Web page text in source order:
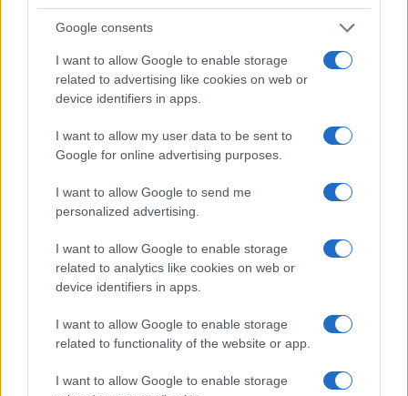
Google consents
I want to allow Google to enable storage
related to advertising like cookies on web or
device identifiers in apps.
I want to allow my user data to be sent to
Google for online advertising purposes.
I want to allow Google to send me
personalized advertising.
I want to allow Google to enable storage
related to analytics like cookies on web or
device identifiers in apps.
I want to allow Google to enable storage
related to functionality of the website or app.
I want to allow Google to enable storage
Zingaretti; si tace sull’ospedale specializzatoCovid
di De Luca in Campania costato 7 milioni ai
contribuenti e rimasto sempre vuoto; si dedicano
trafiletti all’ex ministro Lotti, che va a processo per
. E soprattutto, si finge di
dimenticare che ad avallare le azioni di Salvini fu
tutto il governo di allora, a maggioranza 5 Stelle,
con l’odierno idolo progressista Giuseppe Conte
nel ruolo di presidente del Consiglio. E si parla di
La sinistra brinda a champagne per aver mandato
Salvini a processo ma non si illuda: il suocin-cin
non è d’annata, sa di tappo. Non c’è mai da essere
indagini sulla sanità gestita dal primo partito